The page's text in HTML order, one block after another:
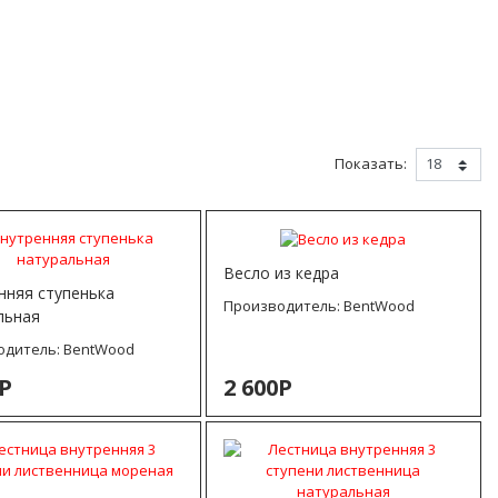
Показать:
ступенька
BentWood
Весло из кедра
Производитель: BentWood
2 600Р